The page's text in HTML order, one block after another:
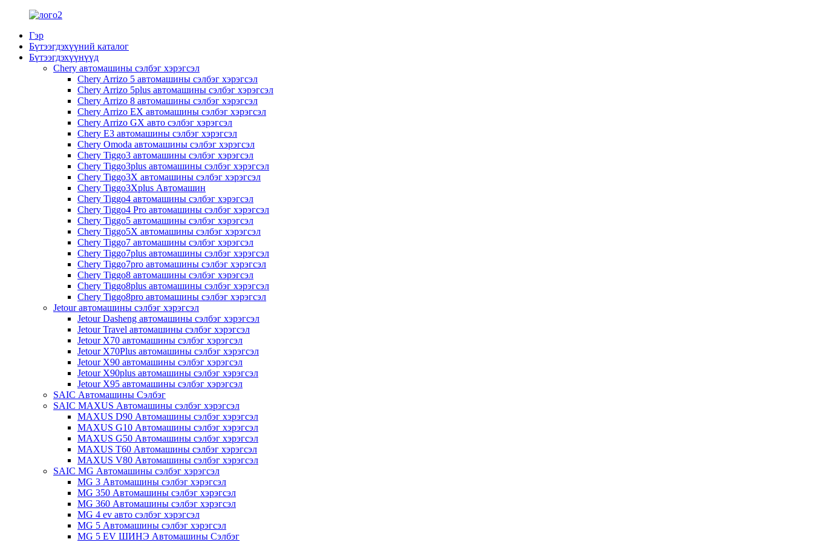
Гэр
Бүтээгдэхүүний каталог
Бүтээгдэхүүнүүд
Chery автомашины сэлбэг хэрэгсэл
Chery Arrizo 5 автомашины сэлбэг хэрэгсэл
Chery Arrizo 5plus автомашины сэлбэг хэрэгсэл
Chery Arrizo 8 автомашины сэлбэг хэрэгсэл
Chery Arrizo EX автомашины сэлбэг хэрэгсэл
Chery Arrizo GX авто сэлбэг хэрэгсэл
Chery E3 автомашины сэлбэг хэрэгсэл
Chery Omoda автомашины сэлбэг хэрэгсэл
Chery Tiggo3 автомашины сэлбэг хэрэгсэл
Chery Tiggo3plus автомашины сэлбэг хэрэгсэл
Chery Tiggo3X автомашины сэлбэг хэрэгсэл
Chery Tiggo3Xplus Автомашин
Chery Tiggo4 автомашины сэлбэг хэрэгсэл
Chery Tiggo4 Pro автомашины сэлбэг хэрэгсэл
Chery Tiggo5 автомашины сэлбэг хэрэгсэл
Chery Tiggo5X автомашины сэлбэг хэрэгсэл
Chery Tiggo7 автомашины сэлбэг хэрэгсэл
Chery Tiggo7plus автомашины сэлбэг хэрэгсэл
Chery Tiggo7pro автомашины сэлбэг хэрэгсэл
Chery Tiggo8 автомашины сэлбэг хэрэгсэл
Chery Tiggo8plus автомашины сэлбэг хэрэгсэл
Chery Tiggo8pro автомашины сэлбэг хэрэгсэл
Jetour автомашины сэлбэг хэрэгсэл
Jetour Dasheng автомашины сэлбэг хэрэгсэл
Jetour Travel автомашины сэлбэг хэрэгсэл
Jetour X70 автомашины сэлбэг хэрэгсэл
Jetour X70Plus автомашины сэлбэг хэрэгсэл
Jetour X90 автомашины сэлбэг хэрэгсэл
Jetour X90plus автомашины сэлбэг хэрэгсэл
Jetour X95 автомашины сэлбэг хэрэгсэл
SAIC Автомашины Сэлбэг
SAIC MAXUS Автомашины сэлбэг хэрэгсэл
MAXUS D90 Автомашины сэлбэг хэрэгсэл
MAXUS G10 Автомашины сэлбэг хэрэгсэл
MAXUS G50 Автомашины сэлбэг хэрэгсэл
MAXUS T60 Автомашины сэлбэг хэрэгсэл
MAXUS V80 Автомашины сэлбэг хэрэгсэл
SAIC MG Автомашины сэлбэг хэрэгсэл
MG 3 Автомашины сэлбэг хэрэгсэл
MG 350 Автомашины сэлбэг хэрэгсэл
MG 360 Автомашины сэлбэг хэрэгсэл
MG 4 ev авто сэлбэг хэрэгсэл
MG 5 Автомашины сэлбэг хэрэгсэл
MG 5 EV ШИНЭ Автомашины Сэлбэг